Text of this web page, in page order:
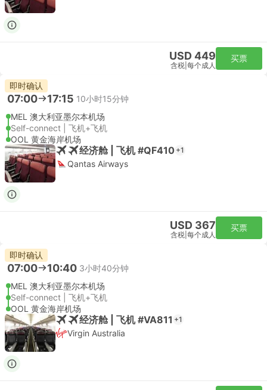
USD 449
含税 每个成人
买票
即时确认
07:00 17:15 10小时15分钟
MEL 澳大利亚墨尔本机场
Self-connect | 飞机+飞机
OOL 黄金海岸机场
经济舱 | 飞机 #QF410 +1
Qantas Airways
USD 367
含税 每个成人
买票
即时确认
07:00 10:40 3小时40分钟
MEL 澳大利亚墨尔本机场
Self-connect | 飞机+飞机
OOL 黄金海岸机场
经济舱 | 飞机 #VA811 +1
Virgin Australia